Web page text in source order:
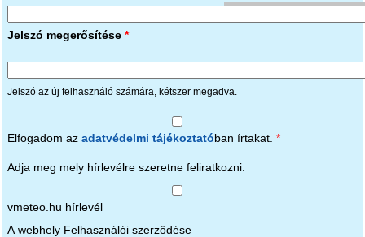
Jelszó megerősítése *
Jelszó az új felhasználó számára, kétszer megadva.
Elfogadom az adatvédelmi tájékoztató ban írtakat. *
Adja meg mely hírlevélre szeretne feliratkozni.
vmeteo.hu hírlevél
A webhely Felhasználói szerződése